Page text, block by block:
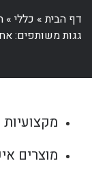
דף הבית» כללי»
גגות משותפים:
מקצועיות
מוצרים